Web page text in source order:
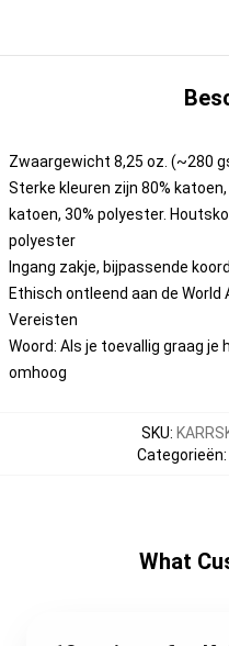
Zwaargewicht 8,25 oz. (~280
Sterke kleuren zijn 80%
katoen, 30% polyester.
polyester
Ingang zakje, bijpassende
Ethisch ontleend aan de
Vereisten
Woord: Als je toevallig graag je
omhoog
SKU:
Categorieën:
What